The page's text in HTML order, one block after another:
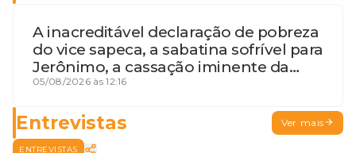
A inacreditável declaração de pobreza
do vice sapeca, a sabatina sofrível para
Jerônimo, a cassação iminente da
desembargadora e a vaga do Quinto
05/08/2026 às 12:16
Entrevistas Ver mais
ENTREVISTAS